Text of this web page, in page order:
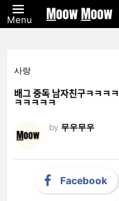
Menu
사랑
배그 중독 남자친구
ㅋㅋㅋㅋㅋ
by 무우무우
Facebook